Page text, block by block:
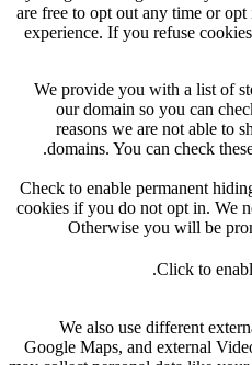
are free to opt out any time or
experience. If you refuse
We provide you with a list of
our domain so you can
reasons we are not able to
domains. You can check
Check to enable permanent
cookies if you do not opt in. We
Otherwise you will be
Click to
We also use different
Google Maps, and external